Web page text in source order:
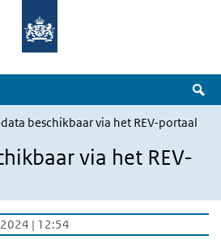
gaan
data beschikbaar via het REV-portaal
via het REV-
| 12:54